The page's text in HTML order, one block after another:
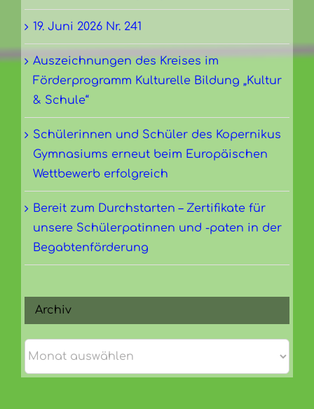
19. Juni 2026 Nr. 241
Auszeichnungen des Kreises im
Förderprogramm Kulturelle Bildung „Kultur
& Schule“
Schülerinnen und Schüler des Kopernikus
Gymnasiums erneut beim Europäischen
Wettbewerb erfolgreich
Bereit zum Durchstarten – Zertifikate für
unsere Schülerpatinnen und -paten in der
Begabtenförderung
Archiv
Archiv